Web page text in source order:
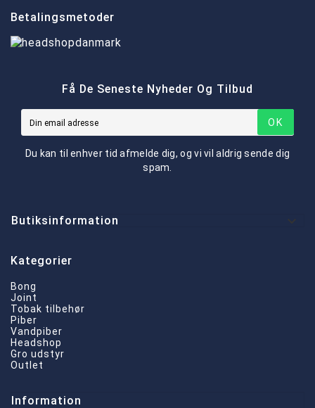
Betalingsmetoder
Få De Seneste Nyheder Og Tilbud
OK
Du kan til enhver tid afmelde dig, og vi vil aldrig sende dig
spam.
Butiksinformation
Kategorier
Bong
Joint
Tobak tilbehør
Piber
Vandpiber
Headshop
Gro udstyr
Outlet
Information